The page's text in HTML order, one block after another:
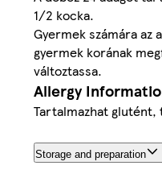
1/2 kocka.
Gyermek számára az
gyermek korának
változtassa.
Allergy
Tartalmazhat
Storage and preparation